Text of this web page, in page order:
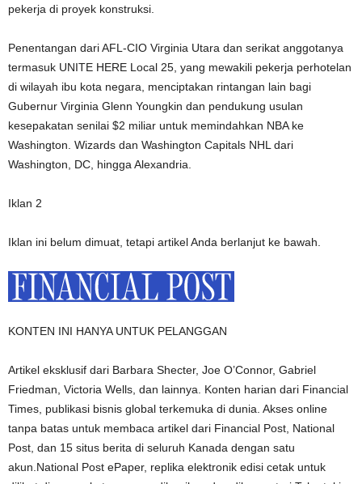
pekerja di proyek konstruksi.
Penentangan dari AFL-CIO Virginia Utara dan serikat anggotanya
termasuk UNITE HERE Local 25, yang mewakili pekerja perhotelan
di wilayah ibu kota negara, menciptakan rintangan lain bagi
Gubernur Virginia Glenn Youngkin dan pendukung usulan
kesepakatan senilai $2 miliar untuk memindahkan NBA ke
Washington. Wizards dan Washington Capitals NHL dari
Washington, DC, hingga Alexandria.
Iklan 2
Iklan ini belum dimuat, tetapi artikel Anda berlanjut ke bawah.
KONTEN INI HANYA UNTUK PELANGGAN
Artikel eksklusif dari Barbara Shecter, Joe O’Connor, Gabriel
Friedman, Victoria Wells, dan lainnya. Konten harian dari Financial
Times, publikasi bisnis global terkemuka di dunia. Akses online
tanpa batas untuk membaca artikel dari Financial Post, National
Post, dan 15 situs berita di seluruh Kanada dengan satu
akun.National Post ePaper, replika elektronik edisi cetak untuk